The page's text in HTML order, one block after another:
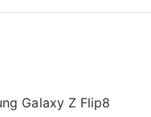
Galaxy Z Flip8